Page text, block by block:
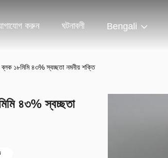
করুন ঘটনাবলী Bengali
ব্লক ১৮মিমি ৪৩% স্বচ্ছতা নমনীয় শক্তি
৪৩% স্বচ্ছতা